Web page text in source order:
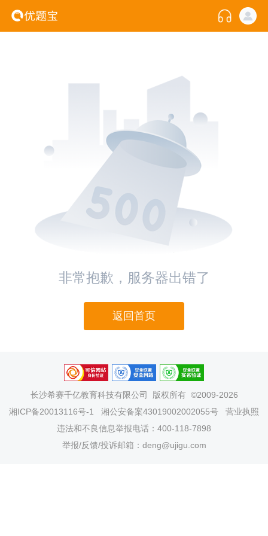
非常抱歉，服务器出错了
返回首页
长沙希赛千亿教育科技有限公司
版权所有 ©2009-2026
湘ICP备20013116号-1
湘公安备案43019002002055号
营业执照
违法和不良信息举报电话：400-118-7898
举报/反馈/投诉邮箱：deng@ujigu.com